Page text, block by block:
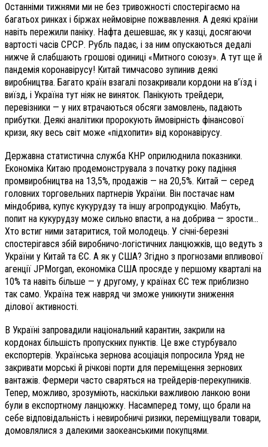
Останніми тижнями ми не без тривожності спостерігаємо на
багатьох ринках і біржах ней­мовірне пожвавлення. А деякі країни
навіть пережили паніку. Нафта дешевшає, як у казці, досягаючи
вартості часів СРСР. Рубль падає, і за ним опускаються дедалі
нижче й слабшають грошові одиниці «Митного союзу». А тут ще й
пандемія коронавірусу! Китай тимчасово зупинив деякі
виробництва. Багато країн взагалі позакривали кордони на в’їзд і
виїзд, і Україна тут ніяк не виняток. Панікують трейдери,
перевізники — у них втрачаються обсяги замовлень, падають
прибутки. Деякі аналітики пророкують ймовірність фінансової
кризи, яку весь світ може «підхопити» від коронавірусу.
Державна статистична служба КНР оприлюднила показники.
Економіка Китаю продемонструвала з початку року падіння
промвиробництва на 13,5%, продажів — на 20,5%. Китай — серед
головних торговельних партнерів України. Він постачає нам
міндобрива, купує кукурудзу та іншу агропродукцію. Мабуть,
попит на кукурудзу може сильно впасти, а на добрива — зрости…
Хто встиг ними затаритися, той молодець. У січні-березні
спостерігався збій виробничо-логістичних ланцюжків, що ведуть з
України у Китай та ЄС. А як у США? Згідно з прогнозами впливової
агенції JPMorgan, економіка США просяде у першому кварталі на
10% та навіть більше — у другому, у країнах ЄС теж приблизно
так само. Україна теж навряд чи зможе уникнути зниження
ділової активності.
В Україні запровадили націо­нальний карантин, закрили на
кордонах більшість пропускних пунктів. Це вже стурбувало
експортерів. Українська зернова асоціація попросила Уряд не
закривати морські й річкові порти для переміщення зернових
вантажів. Фермери часто сваряться на трейдерів-перекупників.
Тепер, можливо, зрозуміють, наскільки важливою ланкою вони
були в експортному ланцюжку. Насамперед тому, що брали на
себе відповідальність і невиробничі ризики, переміщували товари,
домовлялися з далекими заокеанськими покупцями.